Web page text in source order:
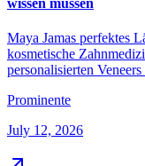
Maya Jamas perfektes
kosmetische
personalisierten
Prominente
July 12, 2026